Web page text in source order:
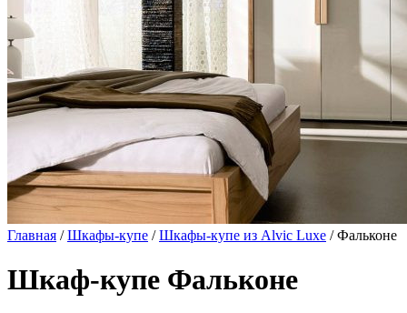
Главная /Шкафы-купе /Шкафы-купе из Alvic Luxe / Фальконе
Шкаф-купе Фальконе